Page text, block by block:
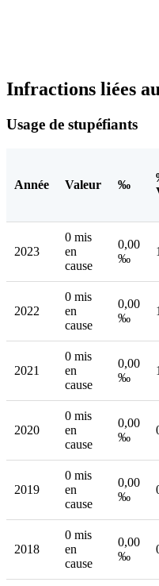
Infractions liées
Usage de stupéfiants
Année Valeur ‰
2023
0 mis
en
cause
0,00
‰
2022
0 mis
en
cause
0,00
‰
2021
0 mis
en
cause
0,00
‰
2020
0 mis
en
cause
0,00
‰
2019
0 mis
en
cause
0,00
‰
2018
0 mis
en
cause
0,00
‰